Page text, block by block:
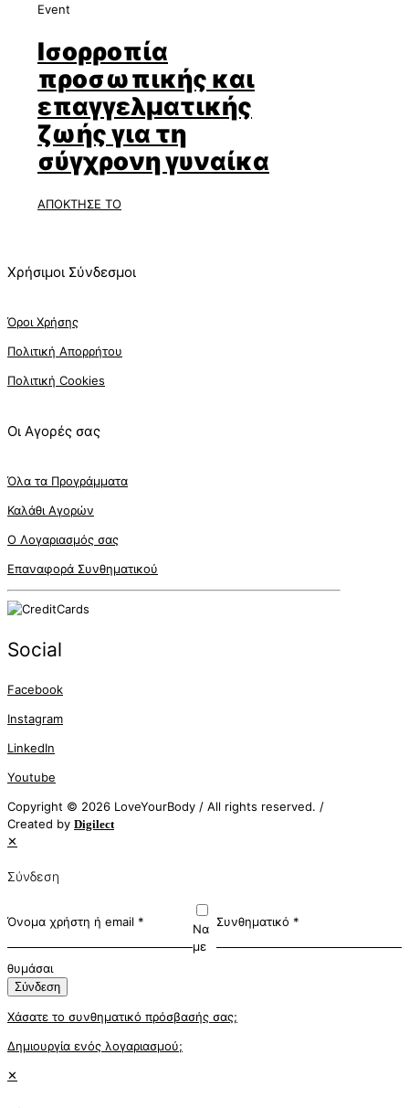
Event
Ισορροπία
προσωπικής και
επαγγελματικής
ζωής για τη
σύγχρονη γυναίκα
ΑΠΟΚΤΗΣΕ ΤΟ
Χρήσιμοι Σύνδεσμοι
Όροι Χρήσης
Πολιτική Απορρήτου
Πολιτική Cookies
Οι Αγορές σας
Όλα τα Προγράμματα
Καλάθι Αγορών
Ο Λογαριασμός σας
Επαναφορά Συνθηματικού
Social
Facebook
Instagram
LinkedIn
Youtube
Copyright © 2026 LoveYourBody / All rights reserved. /
Created by Digilect
✕
Σύνδεση
Όνομα χρήστη ή email * Συνθηματικό *
Να
με
θυμάσαι
Σύνδεση
Χάσατε το συνθηματικό πρόσβασής σας;
Δημιουργία ενός λογαριασμού;
✕